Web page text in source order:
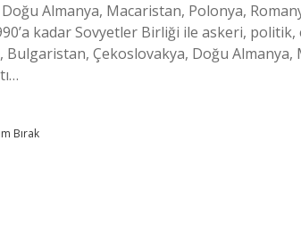
Almanya, Macaristan, Polonya,
kadar Sovyetler Birliği ile askeri,
Bulgaristan, Çekoslovakya, Doğu Almanya,
Bırak